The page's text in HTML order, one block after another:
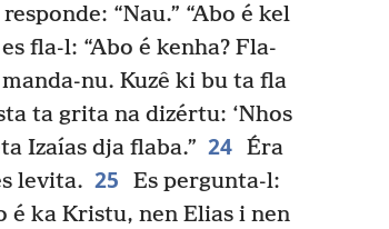
“Nau.” “Abo é kel
fla-l: “Abo é kenha? Fla-
nu. Kuzê ki bu ta fla
ta grita na dizértu: ‘Nhos
Izaías dja flaba.” 24 Éra
levita. 25
Es pergunta-l:
é ka Kristu, nen Elias i nen